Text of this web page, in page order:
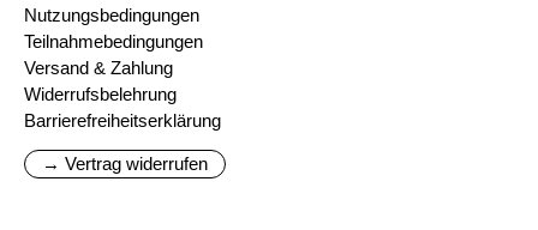
Nutzungsbedingungen
Teilnahmebedingungen
Versand & Zahlung
Widerrufsbelehrung
Barrierefreiheitserklärung
→ Vertrag widerrufen